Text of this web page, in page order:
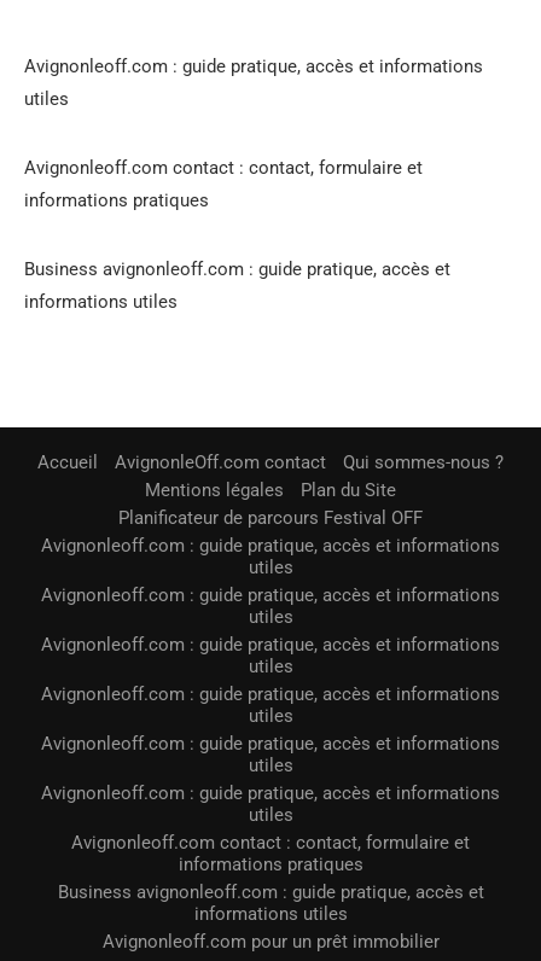
Avignonleoff.com : guide pratique, accès et informations
utiles
Avignonleoff.com contact : contact, formulaire et
informations pratiques
Business avignonleoff.com : guide pratique, accès et
informations utiles
Accueil AvignonleOff.com contact
Qui sommes-nous ?
Mentions légales
Plan du Site
Planificateur de parcours Festival OFF
Avignonleoff.com : guide pratique, accès et informations
utiles
Avignonleoff.com : guide pratique, accès et informations
utiles
Avignonleoff.com : guide pratique, accès et informations
utiles
Avignonleoff.com : guide pratique, accès et informations
utiles
Avignonleoff.com : guide pratique, accès et informations
utiles
Avignonleoff.com : guide pratique, accès et informations
utiles
Avignonleoff.com contact : contact, formulaire et
informations pratiques
Business avignonleoff.com : guide pratique, accès et
informations utiles
Avignonleoff.com pour un prêt immobilier